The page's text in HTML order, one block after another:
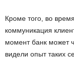
Кроме того, во
коммуникация
момент банк может
видели опыт таких